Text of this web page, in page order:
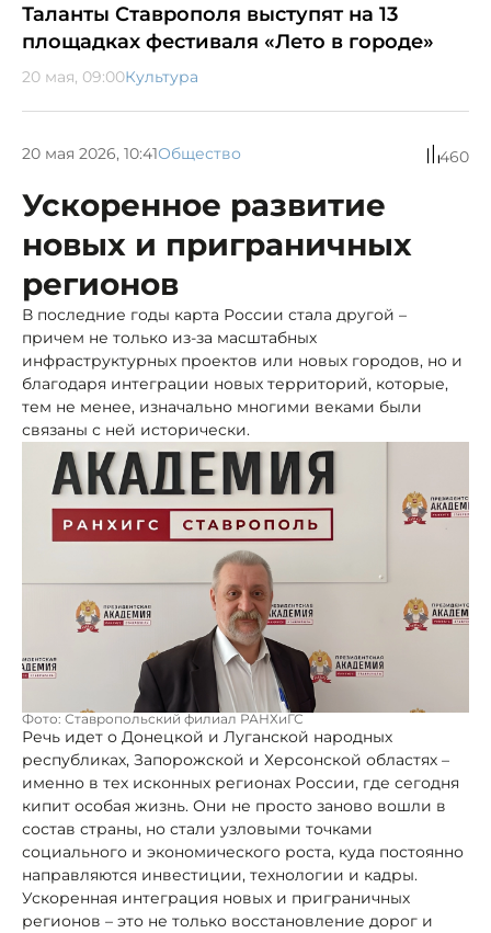
Таланты Ставрополя выступят на 13
площадках фестиваля «Лето в городе»
20 мая, 09:00Культура
20 мая 2026, 10:41Общество 460
Ускоренное развитие
новых и приграничных
регионов
В последние годы карта России стала другой –
причем не только из-за масштабных
инфраструктурных проектов или новых городов, но и
благодаря интеграции новых территорий, которые,
тем не менее, изначально многими веками были
связаны с ней исторически.
Фото: Ставропольский филиал РАНХиГС
Речь идет о Донецкой и Луганской народных
республиках, Запорожской и Херсонской областях –
именно в тех исконных регионах России, где сегодня
кипит особая жизнь. Они не просто заново вошли в
состав страны, но стали узловыми точками
социального и экономического роста, куда постоянно
направляются инвестиции, технологии и кадры.
Ускоренная интеграция новых и приграничных
регионов – это не только восстановление дорог и